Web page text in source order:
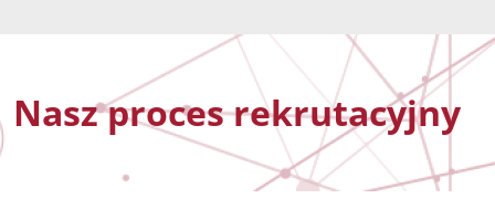
Nasz proces rekrutacyjny